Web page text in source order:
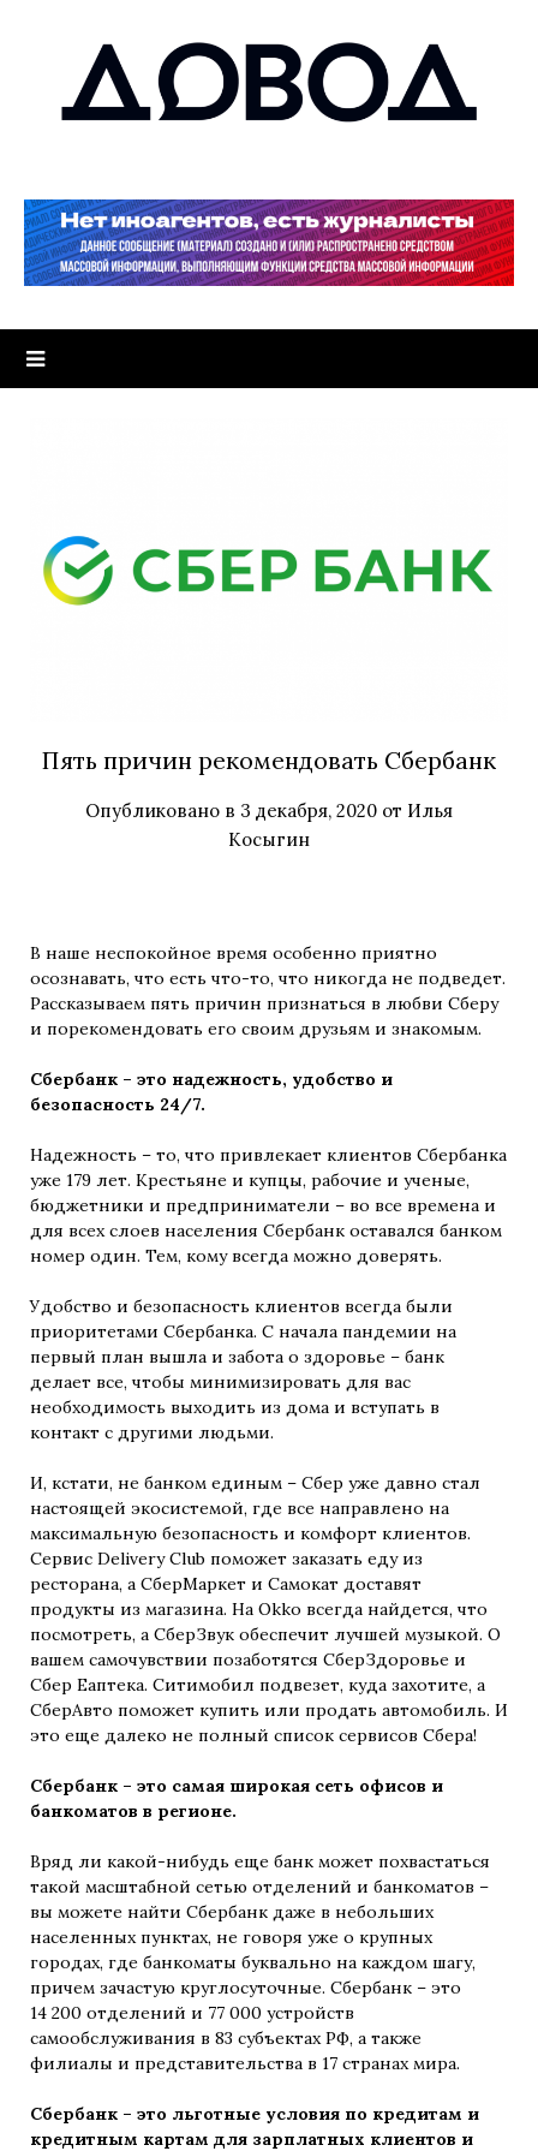
Пять причин рекомендовать Сбербанк
Опубликовано в 3 декабря, 2020 от Илья
Косыгин
В наше неспокойное время особенно приятно
осознавать, что есть что-то, что никогда не подведет.
Рассказываем пять причин признаться в любви Сберу
и порекомендовать его своим друзьям и знакомым.
Сбербанк – это надежность, удобство и
безопасность 24/7.
Надежность – то, что привлекает клиентов Сбербанка
уже 179 лет. Крестьяне и купцы, рабочие и ученые,
бюджетники и предприниматели – во все времена и
для всех слоев населения Сбербанк оставался банком
номер один. Тем, кому всегда можно доверять.
Удобство и безопасность клиентов всегда были
приоритетами Сбербанка. С начала пандемии на
первый план вышла и забота о здоровье – банк
делает все, чтобы минимизировать для вас
необходимость выходить из дома и вступать в
контакт с другими людьми.
И, кстати, не банком единым – Сбер уже давно стал
настоящей экосистемой, где все направлено на
максимальную безопасность и комфорт клиентов.
Сервис Delivery Club поможет заказать еду из
ресторана, а СберМаркет и Самокат доставят
продукты из магазина. На Okko всегда найдется, что
посмотреть, а СберЗвук обеспечит лучшей музыкой. О
вашем самочувствии позаботятся СберЗдоровье и
Сбер Еаптека. Ситимобил подвезет, куда захотите, а
СберАвто поможет купить или продать автомобиль. И
это еще далеко не полный список сервисов Сбера!
Сбербанк – это самая широкая сеть офисов и
банкоматов в регионе.
Вряд ли какой-нибудь еще банк может похвастаться
такой масштабной сетью отделений и банкоматов –
вы можете найти Сбербанк даже в небольших
населенных пунктах, не говоря уже о крупных
городах, где банкоматы буквально на каждом шагу,
причем зачастую круглосуточные. Сбербанк – это
14 200 отделений и 77 000 устройств
самообслуживания в 83 субъектах РФ, а также
филиалы и представительства в 17 странах мира.
Сбербанк – это льготные условия по кредитам и
кредитным картам для зарплатных клиентов и